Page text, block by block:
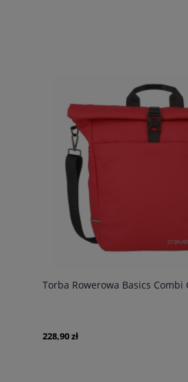
Torba Rowerowa Basics Combi
228,90 zł